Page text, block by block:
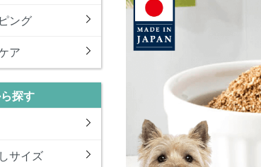
ング
ア
探す
サイズ